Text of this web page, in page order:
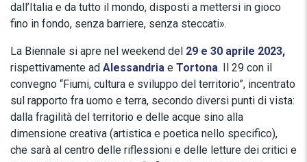
dall’Italia e da tutto il mondo, disposti a mettersi in gioco
fino in fondo, senza barriere, senza steccati».
La Biennale si apre nel weekend del 29 e 30 aprile 2023,
rispettivamente ad Alessandria e Tortona. Il 29 con il
convegno “Fiumi, cultura e sviluppo del territorio”, incentrato
sul rapporto fra uomo e terra, secondo diversi punti di vista:
dalla fragilità del territorio e delle acque sino alla
dimensione creativa (artistica e poetica nello specifico),
che sarà al centro delle riflessioni e delle letture dei critici e